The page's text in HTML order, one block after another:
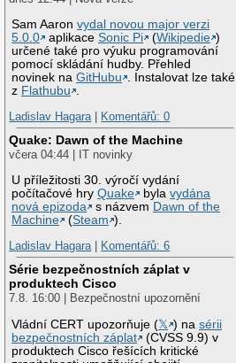
Sam Aaronvydal novou major verzi
5.0.0
aplikaceSonic Pi (Wikipedie )
určené také pro výuku programování
pomocí skládání hudby. Přehled
novinek naGitHubu
. Instalovat lze také
z Flathubu
Ladislav Hagara| Komentářů: 0
Quake: Dawn of the Machine
včera 04:44 | IT novinky
U příležitosti 30. výročí vydání
počítačové hryQuake bylavydána
nová epizoda
s názvem Dawn of the
Machine
(Steam ).
Ladislav Hagara| Komentářů: 6
Série bezpečnostních záplat v
produktech Cisco
7.8. 16:00 | Bezpečnostní upozornění
Vládní CERT upozorňuje (𝕏 ) nasérii
bezpečnostních záplat
(CVSS 9.9) v
produktech Cisco řešících kritické